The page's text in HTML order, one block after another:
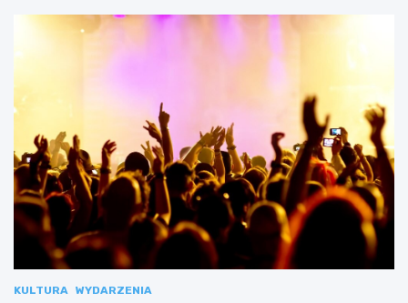
KULTURA WYDARZENIA